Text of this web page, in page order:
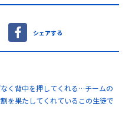
シェアする
く背中を押してくれる…チームの
を果たしてくれているこの生徒で